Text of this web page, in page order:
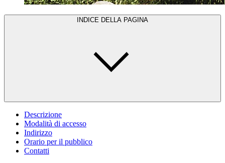
INDICE DELLA PAGINA
Descrizione
Modalità di accesso
Indirizzo
Orario per il pubblico
Contatti